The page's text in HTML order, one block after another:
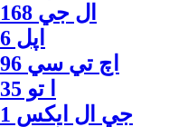
ال جي 168
اپل 6
اچ تي سي 96
ا‍ تو 35
جي ال ايكس 1